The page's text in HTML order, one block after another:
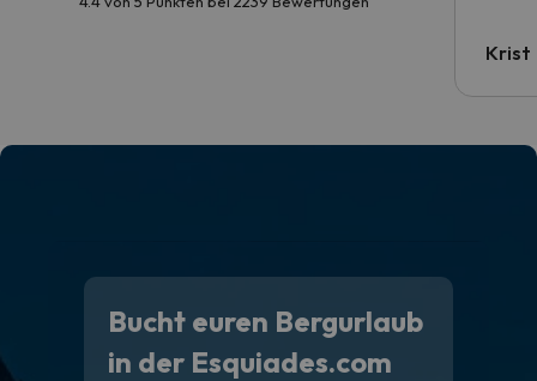
Krist
Bucht euren Bergurlaub
in der Esquiades.com